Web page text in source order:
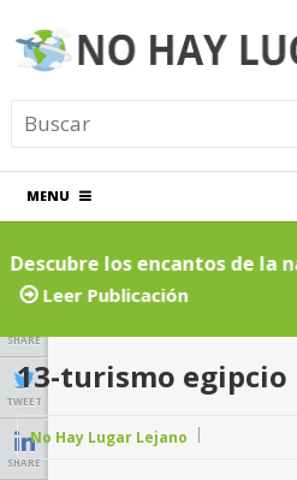
MENU
Descubre los encantos de la
cruceros por ríos inolvidables
Leer Publicación
SHARE
TWEET
SHARE
13-turismo egipcio
No Hay Lugar Lejano